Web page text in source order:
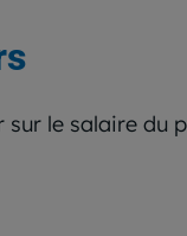
le salaire du